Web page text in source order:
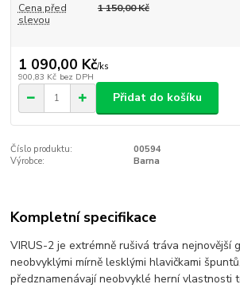
Cena před
slevou
1 150,00 Kč
1 090,00 Kč/ks
900,83 Kč bez DPH
Přidat do košíku
Číslo produktu:
00594
Výrobce:
Barna
Kompletní specifikace
VIRUS-2 je extrémně rušivá tráva nejnovější
neobvyklými mírně lesklými hlavičkami
předznamenávají neobvyklé herní vlastnosti